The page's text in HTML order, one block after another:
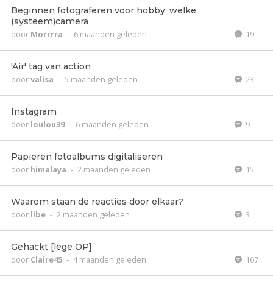
Beginnen fotograferen voor hobby: welke
(systeem)camera
door Morrrra - 6 maanden geleden 19
'Air' tag van action
doorvalisa - 5 maanden geleden 23
Instagram
door loulou39 - 6 maanden geleden 9
Papieren fotoalbums digitaliseren
door himalaya - 2 maanden geleden 15
Waarom staan de reacties door elkaar?
door libe - 2 maanden geleden 3
Gehackt [lege OP]
door Claire45 - 4 maanden geleden 167